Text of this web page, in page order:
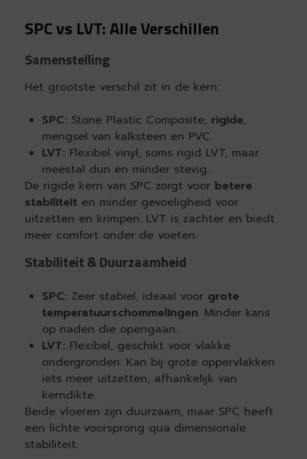
SPC vs LVT: Alle Verschillen
Samenstelling
Het grootste verschil zit in de kern:
SPC: Stone Plastic Composite, rigide,
mengsel van kalksteen en PVC.
LVT: Flexibel vinyl, soms rigid LVT, maar
meestal dun en minder stevig.
De rigide kern van SPC zorgt voor betere
stabiliteiten minder gevoeligheid voor
uitzetten en krimpen. LVT is zachter en biedt
meer comfort onder de voeten.
Stabiliteit & Duurzaamheid
SPC: Zeer stabiel, ideaal voor grote
temperatuurschommelingen. Minder kans
op naden die opengaan.
LVT: Flexibel, geschikt voor vlakke
ondergronden. Kan bij grote oppervlakken
iets meer uitzetten, afhankelijk van
kerndikte.
Beide vloeren zijn duurzaam, maar SPC heeft
een lichte voorsprong qua dimensionale
stabiliteit.